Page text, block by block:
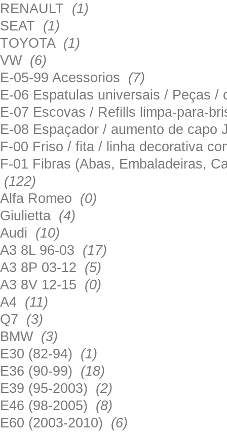
RENAULT (1)
SEAT (1)
TOYOTA (1)
VW (6)
E-05-99 Acessorios (7)
E-06 Espatulas universais / Peças
E-07 Escovas / Refills limpa-para-
E-08 Espaçador / aumento de
F-00 Friso / fita / linha decorativa
F-01 Fibras (Abas, Embaladeiras,
(122)
Alfa Romeo (0)
Giulietta (4)
Audi (10)
A3 8L 96-03 (17)
A3 8P 03-12 (5)
A3 8V 12-15 (0)
A4 (11)
Q7 (3)
BMW (3)
E30 (82-94) (1)
E36 (90-99) (18)
E39 (95-2003) (2)
E46 (98-2005) (8)
E60 (2003-2010) (6)